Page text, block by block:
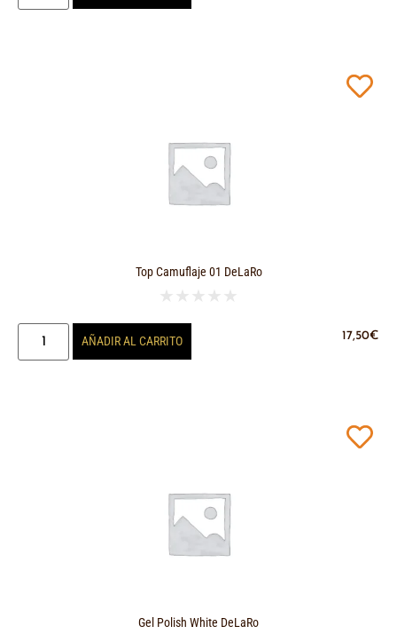
Top Camuflaje 01 DeLaRo
★ ★ ★ ★ ★
17,50€
AÑADIR AL CARRITO
Gel Polish White DeLaRo